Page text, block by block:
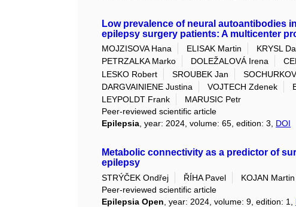
Low prevalence of neural autoantibodies
epilepsy surgery patients: A multicenter
MOJZISOVA Hana ELISAK Martin KRYSL
PETRZALKA Marko
DOLEŽALOVÁ Irena
LESKO Robert
SROUBEK Jan
DARGVAINIENE Justina
VOJTECH Zdenek
LEYPOLDT Frank
MARUSIC Petr
Peer-reviewed scientific article
Epilepsia, year: 2024, volume: 65, edition: 3, DOI
Metabolic connectivity as a predictor of
epilepsy
STRÝČEK Ondřej ŘÍHA Pavel KOJAN Martin
Peer-reviewed scientific article
Epilepsia Open , year: 2024, volume: 9, edition: 1,